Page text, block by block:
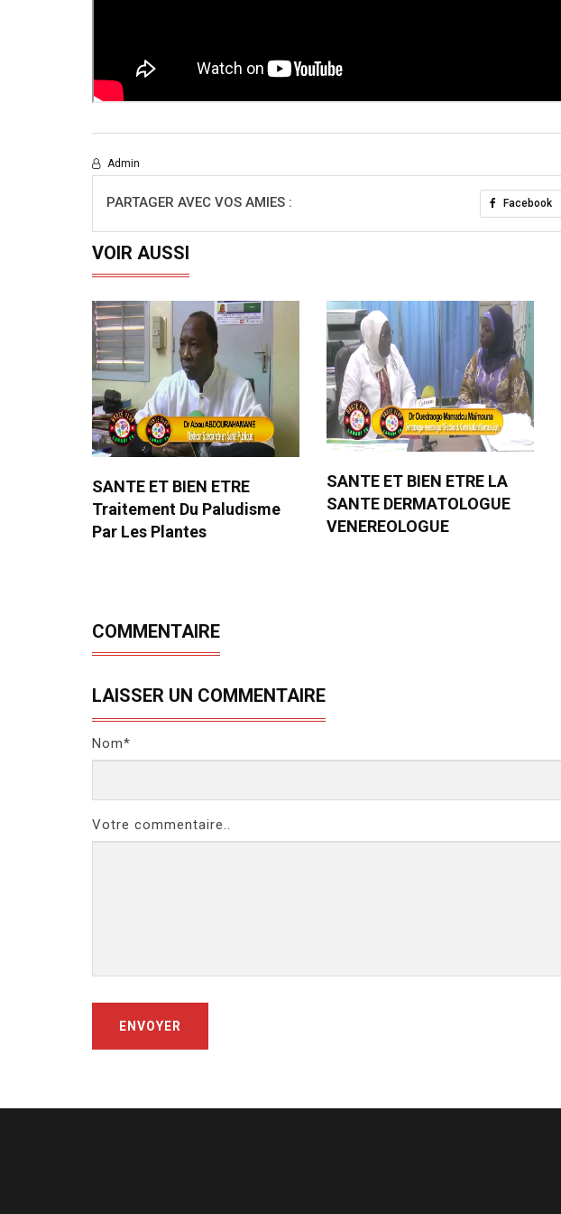
Admin
PARTAGER AVEC VOS AMIES : Facebook
VOIR AUSSI
SANTE ET BIEN ETRE
Traitement Du Paludisme
Par Les Plantes
SANTE ET BIEN ETRE LA
SANTE DERMATOLOGUE
VENEREOLOGUE
COMMENTAIRE
LAISSER UN COMMENTAIRE
Nom*
Votre commentaire..
ENVOYER